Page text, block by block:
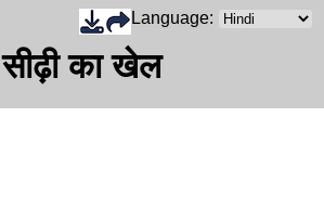
सीढ़ी का खेल
Language: